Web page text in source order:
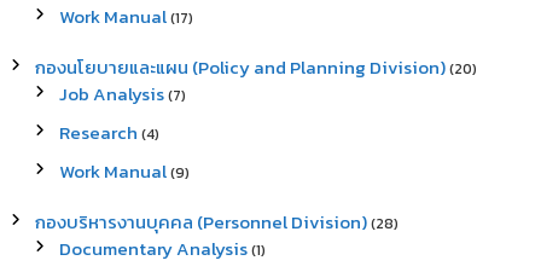
Work Manual(17)
กองนโยบายและแผน (Policy and Planning Division)(20)
Job Analysis(7)
Research (4)
Work Manual(9)
กองบริหารงานบุคคล (Personnel Division)(28)
Documentary Analysis(1)